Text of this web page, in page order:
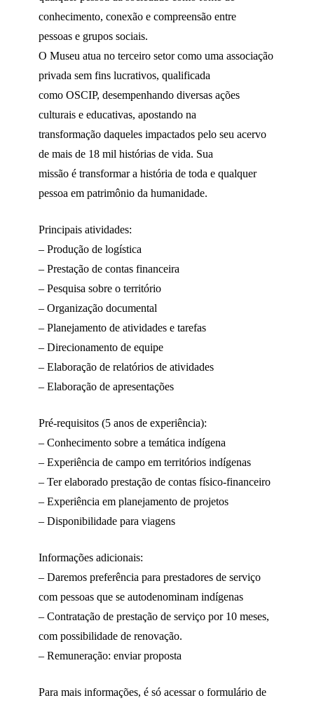
conhecimento, conexão e compreensão entre
pessoas e grupos sociais.
O Museu atua no terceiro setor como uma associação
privada sem fins lucrativos, qualificada
como OSCIP, desempenhando diversas ações
culturais e educativas, apostando na
transformação daqueles impactados pelo seu acervo
de mais de 18 mil histórias de vida. Sua
missão é transformar a história de toda e qualquer
pessoa em patrimônio da humanidade.
Principais atividades:
– Produção de logística
– Prestação de contas financeira
– Pesquisa sobre o território
– Organização documental
– Planejamento de atividades e tarefas
– Direcionamento de equipe
– Elaboração de relatórios de atividades
– Elaboração de apresentações
Pré-requisitos (5 anos de experiência):
– Conhecimento sobre a temática indígena
– Experiência de campo em territórios indígenas
– Ter elaborado prestação de contas físico-financeiro
– Experiência em planejamento de projetos
– Disponibilidade para viagens
Informações adicionais:
– Daremos preferência para prestadores de serviço
com pessoas que se autodenominam indígenas
– Contratação de prestação de serviço por 10 meses,
com possibilidade de renovação.
– Remuneração: enviar proposta
Para mais informações, é só acessar o formulário de